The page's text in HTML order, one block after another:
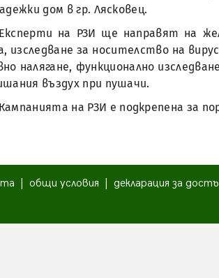
дом в гр. Лясковец.
Експерти на РЗИ ще направят на
изследване за носителство на
налягане, функционално
въздух при пушачи.
Кампанията на РЗИ е подкрепена за
общи условия декларация за